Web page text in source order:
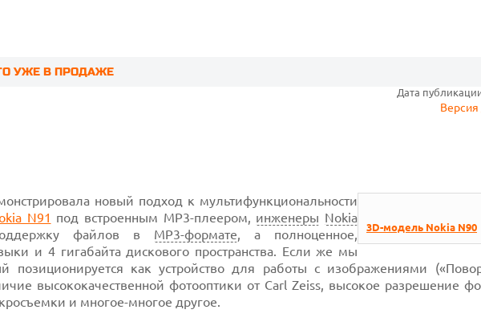
УЖЕ В ПРОДАЖЕ
Дата
Версия
3D-модель Nokia N90
новый подход к мультифункциональности
N91 под встроенным МР3-плеером, инженеры Nokia
файлов в МР3-формате, а полноценное,
и 4 гигабайтадискового пространства. Если же мы
позиционируется как устройство для работы с изображениями
высококачественной фотооптики от Carl Zeiss, высокое разрешение
и многое-многое другое.